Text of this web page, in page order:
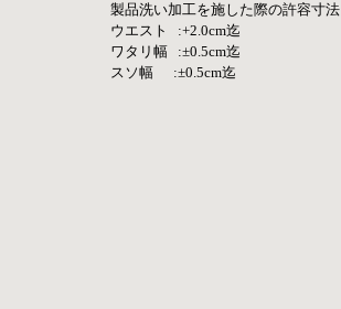
製品洗い加工を施した際の許容寸法
ウエスト   :+2.0cm迄
ワタリ幅   :±0.5cm迄
スソ幅      :±0.5cm迄